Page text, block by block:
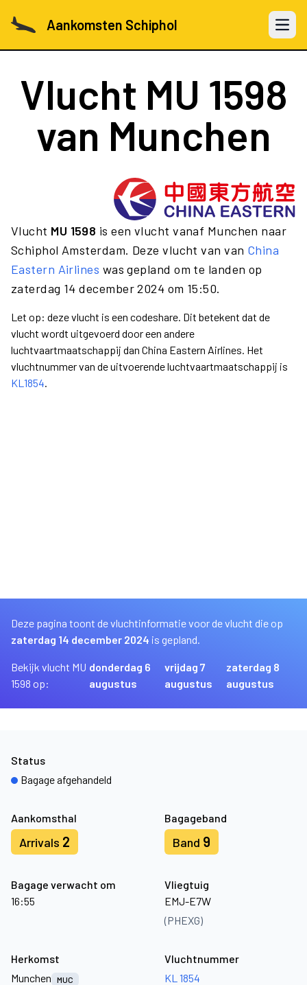
Aankomsten Schiphol Open
Vlucht MU 1598
van Munchen
Vlucht MU 1598 is een vlucht vanaf Munchen naar
Schiphol Amsterdam. Deze vlucht van van China
Eastern Airlines was gepland om te landen op
zaterdag 14 december 2024 om 15:50.
Let op: deze vlucht is een codeshare. Dit betekent dat de
vlucht wordt uitgevoerd door een andere
luchtvaartmaatschappij dan China Eastern Airlines. Het
vluchtnummer van de uitvoerende luchtvaartmaatschappij is
KL1854.
Deze pagina toont de vluchtinformatie voor de vlucht die op
zaterdag 14 december 2024 is gepland.
Bekijk vlucht MU
1598 op:
donderdag 6
augustus
vrijdag 7
augustus
zaterdag 8
augustus
Aankomsthal
Arrivals 2
Bagageband
Band 9
Bagage verwacht om
16:55
Vliegtuig
EMJ-E7W
(PHEXG)
Status
Bagage afgehandeld
Herkomst
Munchen
MUC
Vluchtnummer
KL 1854